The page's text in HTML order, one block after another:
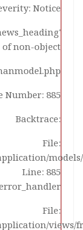
Notice
of non-object
Number: 885
Backtrace:
File:
Line: 885
File:
views/